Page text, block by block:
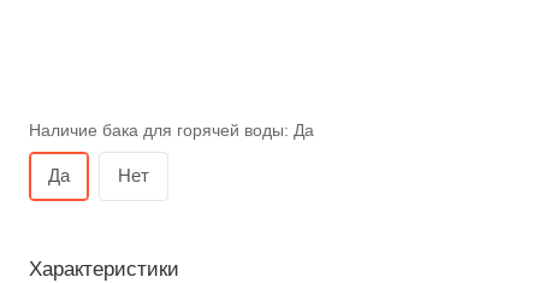
Наличие бака для горячей воды: Да
Да Нет
Характеристики